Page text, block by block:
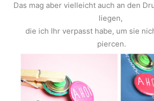
Das mag aber vielleicht auch an den
liegen,
die ich Ihr verpasst habe, um sie
piercen.